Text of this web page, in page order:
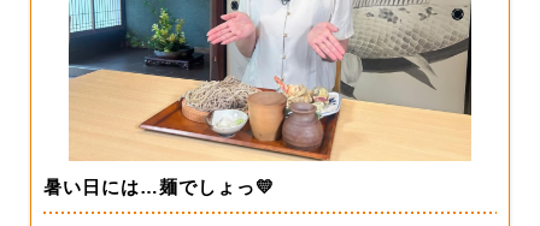
暑い日には…麺でしょっ💛